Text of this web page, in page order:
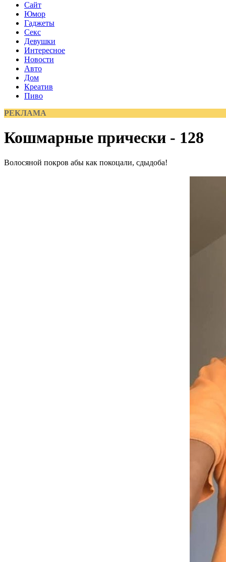
Сайт
Юмор
Гаджеты
Секс
Девушки
Интересное
Новости
Авто
Дом
Креатив
Пиво
РЕКЛАМА
Кошмарные прически - 128
Волосяной покров абы как покоцали, сдыдоба!